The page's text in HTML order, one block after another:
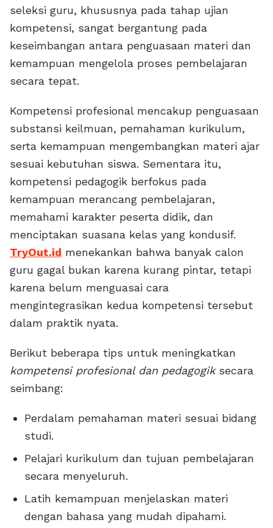
seleksi guru, khususnya pada tahap ujian
kompetensi, sangat bergantung pada
keseimbangan antara penguasaan materi dan
kemampuan mengelola proses pembelajaran
secara tepat.
Kompetensi profesional mencakup penguasaan
substansi keilmuan, pemahaman kurikulum,
serta kemampuan mengembangkan materi ajar
sesuai kebutuhan siswa. Sementara itu,
kompetensi pedagogik berfokus pada
kemampuan merancang pembelajaran,
memahami karakter peserta didik, dan
menciptakan suasana kelas yang kondusif.
TryOut.id menekankan bahwa banyak calon
guru gagal bukan karena kurang pintar, tetapi
karena belum menguasai cara
mengintegrasikan kedua kompetensi tersebut
dalam praktik nyata.
Berikut beberapa tips untuk meningkatkan
kompetensi profesional dan pedagogiksecara
seimbang:
Perdalam pemahaman materi sesuai bidang
studi.
Pelajari kurikulum dan tujuan pembelajaran
secara menyeluruh.
Latih kemampuan menjelaskan materi
dengan bahasa yang mudah dipahami.